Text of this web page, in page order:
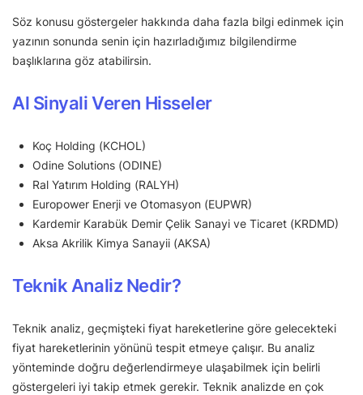
Söz konusu göstergeler hakkında daha fazla bilgi edinmek için
yazının sonunda senin için hazırladığımız bilgilendirme
başlıklarına göz atabilirsin.
Al Sinyali Veren Hisseler
Koç Holding (KCHOL)
Odine Solutions (ODINE)
Ral Yatırım Holding (RALYH)
Europower Enerji ve Otomasyon (EUPWR)
Kardemir Karabük Demir Çelik Sanayi ve Ticaret (KRDMD)
Aksa Akrilik Kimya Sanayii (AKSA)
Teknik Analiz Nedir?
Teknik analiz, geçmişteki fiyat hareketlerine göre gelecekteki
fiyat hareketlerinin yönünü tespit etmeye çalışır. Bu analiz
yönteminde doğru değerlendirmeye ulaşabilmek için belirli
göstergeleri iyi takip etmek gerekir. Teknik analizde en çok